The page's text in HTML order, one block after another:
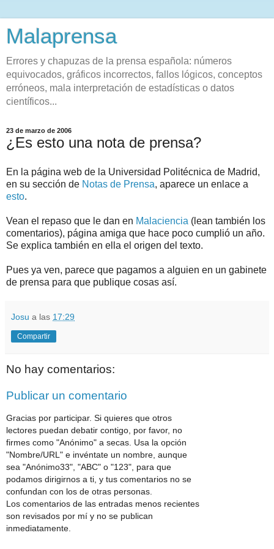
Malaprensa
Errores y chapuzas de la prensa española: números
equivocados, gráficos incorrectos, fallos lógicos, conceptos
erróneos, mala interpretación de estadísticas o datos
científicos...
23 de marzo de 2006
¿Es esto una nota de prensa?
En la página web de la Universidad Politécnica de Madrid,
en su sección de Notas de Prensa, aparece un enlace a
esto.
Vean el repaso que le dan en Malaciencia (lean también los
comentarios), página amiga que hace poco cumplió un año.
Se explica también en ella el origen del texto.
Pues ya ven, parece que pagamos a alguien en un gabinete
de prensa para que publique cosas así.
Josu a las 17:29
Compartir
No hay comentarios:
Publicar un comentario
Gracias por participar. Si quieres que otros
lectores puedan debatir contigo, por favor, no
firmes como "Anónimo" a secas. Usa la opción
"Nombre/URL" e invéntate un nombre, aunque
sea "Anónimo33", "ABC" o "123", para que
podamos dirigirnos a ti, y tus comentarios no se
confundan con los de otras personas.
Los comentarios de las entradas menos recientes
son revisados por mí y no se publican
inmediatamente.